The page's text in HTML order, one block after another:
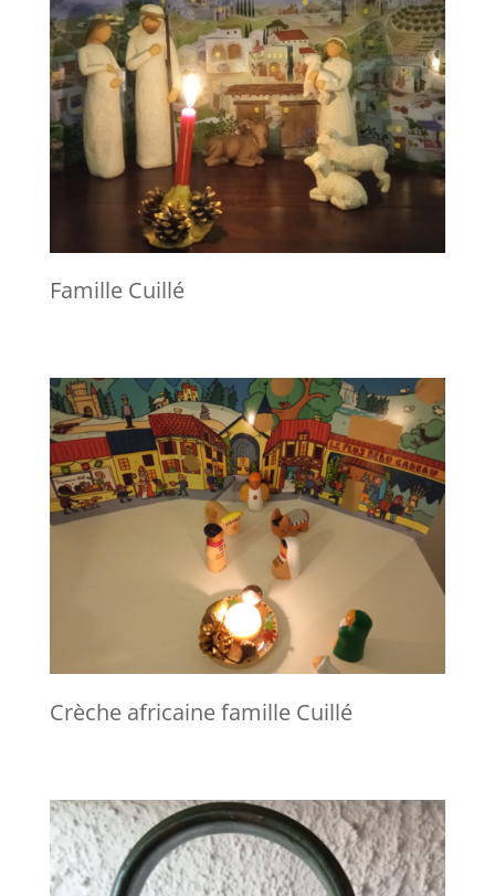
Famille Cuillé
Crèche africaine famille Cuillé